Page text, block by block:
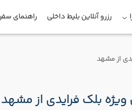
رزرو آنلاین بلیط داخلی راهنمای
از مشهد
ویژه بلک فرایدی از مشهد